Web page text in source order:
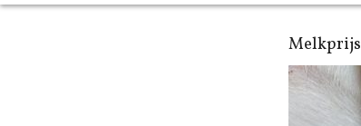
Melkprijs